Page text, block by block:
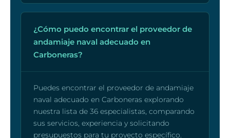
¿Cómo puedo encontrar el proveedor de
andamiaje naval adecuado en
Carboneras?
Puedes encontrar el proveedor de andamiaje
naval adecuado en Carboneras explorando
nuestra lista de 36 especialistas, comparando
sus servicios, experiencia y solicitando
presupuestos para tu proyecto específico.